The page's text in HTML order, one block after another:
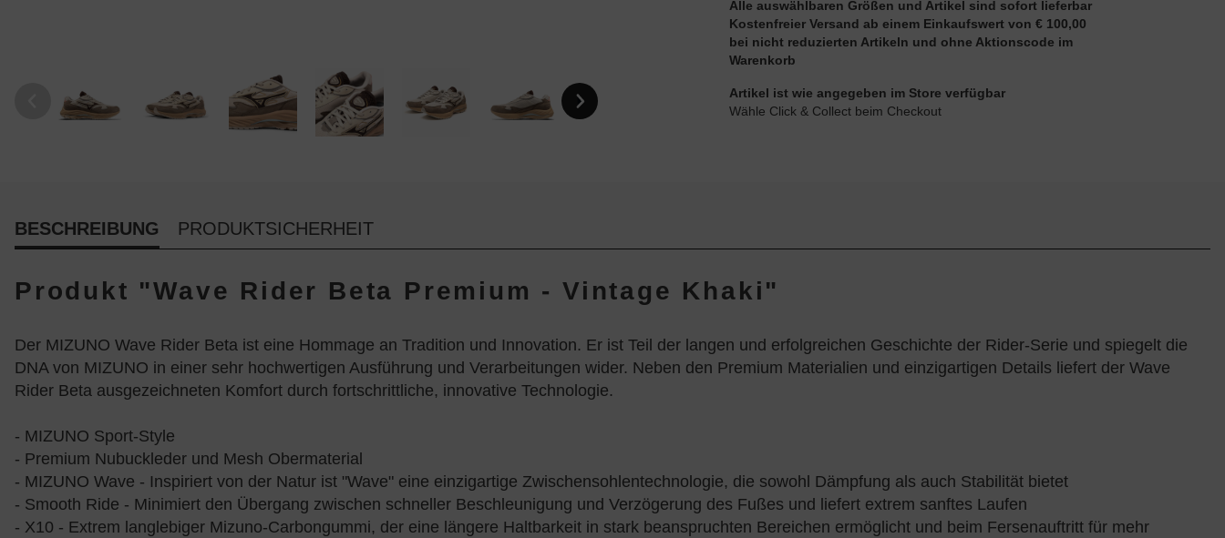
Alle auswählbaren Größen und Artikel sind sofort lieferbar
Kostenfreier Versand ab einem Einkaufswert von € 100,00
bei nicht reduzierten Artikeln und ohne Aktionscode im
Warenkorb
Artikel ist wie angegeben im Store verfügbar
Wähle Click & Collect beim Checkout
BESCHREIBUNG PRODUKTSICHERHEIT
Produkt "Wave Rider Beta Premium - Vintage Khaki"
Der MIZUNO Wave Rider Beta ist eine Hommage an Tradition und Innovation. Er ist Teil der langen und erfolgreichen Geschichte der Rider-Serie und spiegelt die
DNA von MIZUNO in einer sehr hochwertigen Ausführung und Verarbeitungen wider. Neben den Premium Materialien und einzigartigen Details liefert der Wave
Rider Beta ausgezeichneten Komfort durch fortschrittliche, innovative Technologie.
- MIZUNO Sport-Style
- Premium Nubuckleder und Mesh Obermaterial
- MIZUNO Wave - Inspiriert von der Natur ist "Wave" eine einzigartige Zwischensohlentechnologie, die sowohl Dämpfung als auch Stabilität bietet
- Smooth Ride - Minimiert den Übergang zwischen schneller Beschleunigung und Verzögerung des Fußes und liefert extrem sanftes Laufen
- X10 - Extrem langlebiger Mizuno-Carbongummi, der eine längere Haltbarkeit in stark beanspruchten Bereichen ermöglicht und beim Fersenauftritt für mehr